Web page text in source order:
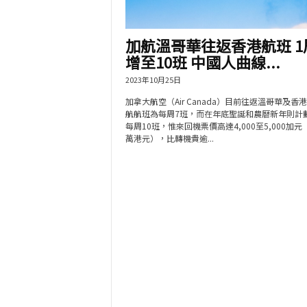
加航溫哥華往返香港航班 1
增至10班 中國人曲線...
2023年10月25日
加拿大航空（Air Canada）目前往返溫哥華及香
航航班為每周7班，而在年底聖誕和農曆新年則計
每周10班，惟來回機票價高達4,000至5,000加元
萬港元），比轉機貴逾...